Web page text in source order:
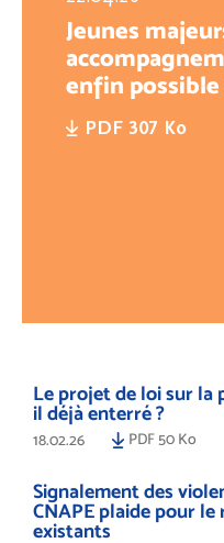
Jeunes
enfin possible
PDF 307 Ko
Le projet de loi sur la
il déjà enterré ?
18.02.26 PDF 50 Ko
Signalement des
CNAPE plaide pour
existants